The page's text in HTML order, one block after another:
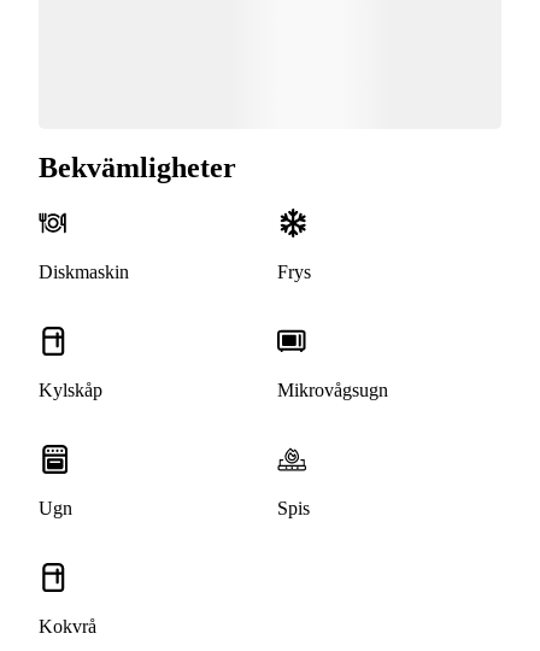
Bekvämligheter
Diskmaskin Frys
Kylskåp Mikrovågsugn
Ugn Spis
Kokvrå